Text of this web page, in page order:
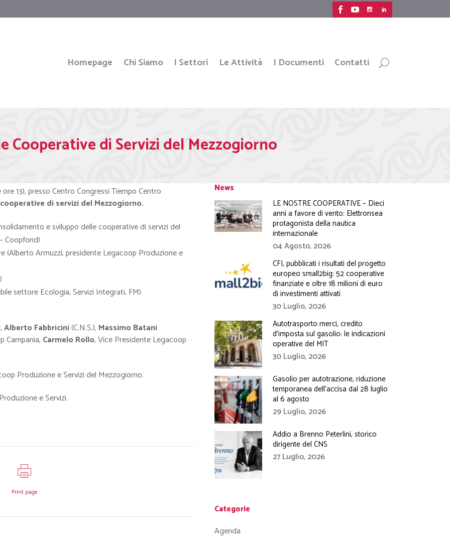
Homepage Chi Siamo I Settori Le Attività I Documenti Contatti
Cooperative di Servizi del Mezzogiorno
13), presso Centro Congressi Tiempo Centro
di servizi del Mezzogiorno.
e sviluppo delle cooperative di servizi del
Coopfond)
Armuzzi, presidente Legacoop Produzione e
settore Ecologia, Servizi Integrati, FM)
Alberto Fabbricini(C.N.S.), Massimo Batani
Campania, Carmelo Rollo, Vice Presidente Legacoop
Produzione e Servizi del Mezzogiorno.
e Servizi.
Print page
News
LE NOSTRE COOPERATIVE – Dieci
anni a favore di vento: Elettronsea
protagonista della nautica
internazionale
04 Agosto, 2026
CFI, pubblicati i risultati del progetto
europeo small2big: 52 cooperative
finanziate e oltre 18 milioni di euro
di investimenti attivati
30 Luglio, 2026
Autotrasporto merci, credito
d’imposta sul gasolio: le indicazioni
operative del MIT
30 Luglio, 2026
Gasolio per autotrazione, riduzione
temporanea dell’accisa dal 28 luglio
al 6 agosto
29 Luglio, 2026
Addio a Brenno Peterlini, storico
dirigente del CNS
27 Luglio, 2026
Categorie
Agenda